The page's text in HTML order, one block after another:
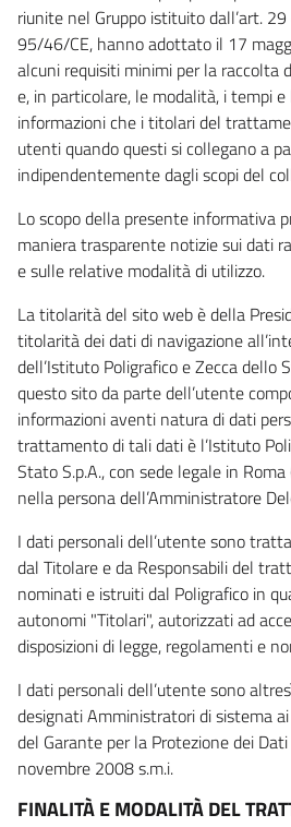
riunite nel Gruppo istituito dall’art.
95/46/CE, hanno adottato il 17
alcuni requisiti minimi per la raccolta
e, in particolare, le modalità, i tempi
informazioni che i titolari del
utenti quando questi si collegano a
indipendentemente dagli scopi del
Lo scopo della presente informativa
maniera trasparente notizie sui dati
e sulle relative modalità di utilizzo.
La titolarità del sito web è della
titolarità dei dati di navigazione
dell’Istituto Poligrafico e Zecca dello
questo sito da parte dell’utente
informazioni aventi natura di dati
trattamento di tali dati è l’Istituto
Stato S.p.A., con sede legale in
nella persona dell’Amministratore
I dati personali dell’utente sono
dal Titolare e da Responsabili del
nominati e istruiti dal Poligrafico in
autonomi "Titolari", autorizzati ad
disposizioni di legge, regolamenti e
I dati personali dell’utente sono
designati Amministratori di sistema
del Garante per la Protezione dei
novembre 2008 s.m.i.
FINALITÀ E MODALITÀ DEL